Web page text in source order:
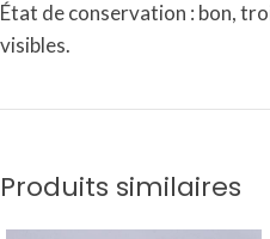
État de conservation : bon,
visibles.
Produits similaires